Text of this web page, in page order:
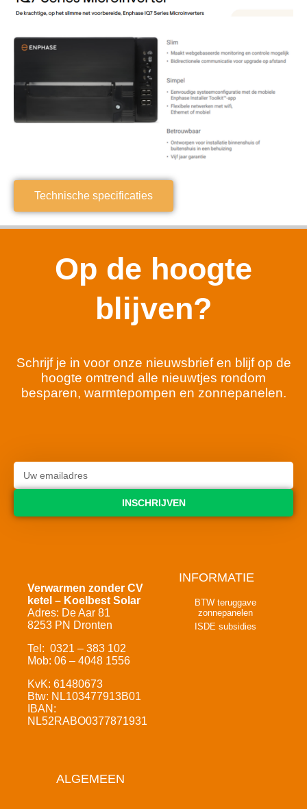
Technische specificaties
Op de hoogte
blijven?
Schrijf je in voor onze nieuwsbrief en blijf op de
hoogte omtrend alle nieuwtjes rondom
besparen, warmtepompen en zonnepanelen.
INSCHRIJVEN
Verwarmen zonder CV
ketel – Koelbest Solar
Adres: De Aar 81
8253 PN Dronten
Tel: 0321 – 383 102
Mob: 06 – 4048 1556
KvK: 61480673
Btw: NL103477913B01
IBAN:
NL52RABO0377871931
INFORMATIE
BTW teruggave
zonnepanelen
ISDE subsidies
ALGEMEEN